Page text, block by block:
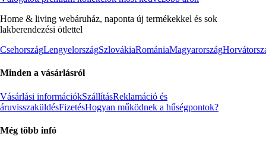
Home & living webáruház, naponta új termékekkel és sok
lakberendezési ötlettel
CsehországLengyelországSzlovákiaRomániaMagyarország
Minden a vásárlásról
Vásárlási információkSzállításReklamáció és
áruvisszaküldésFizetésHogyan működnek a hűségpontok?
Még több infó